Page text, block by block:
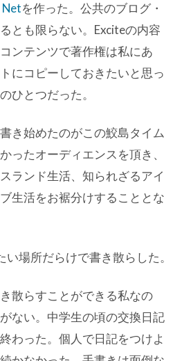
Netを作った。公共のブログ・
とも限らない。Exciteの内容
ンテンツで著作権は私にあ
にコピーしておきたいと思っ
ひとつだった。
き始めたのがこの鮫島タイム
ったオーディエンスを頂き、
ランド生活、知られざるアイ
生活をお裾分けすることとな
場所だらけで書き散らした。
散らすことができる私なの
ない。中学生の頃の交換日記
わった。個人で日記をつけよ